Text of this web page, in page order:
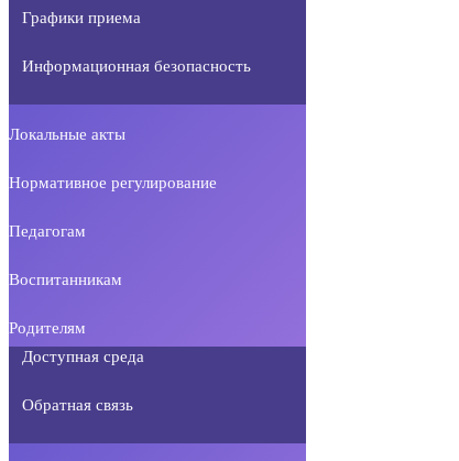
Графики приема
Информационная безопасность
Локальные акты
Нормативное регулирование
Педагогам
Воспитанникам
Родителям
Доступная среда
Обратная связь